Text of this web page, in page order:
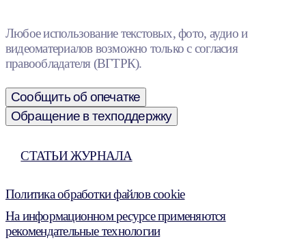
Любое использование текстовых, фото, аудио и
видеоматериалов возможно только с согласия
правообладателя (ВГТРК).
Сообщить об опечатке
Обращение в техподдержку
СТАТЬИ ЖУРНАЛА
Политика обработки файлов cookie
На информационном ресурсе применяются
рекомендательные технологии